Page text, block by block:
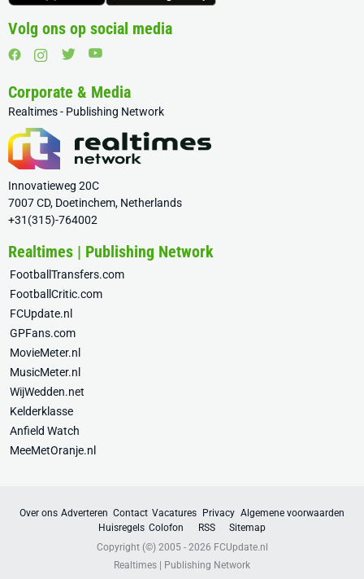
Volg ons op social media
Corporate & Media
Realtimes - Publishing Network
Innovatieweg 20C
7007 CD, Doetinchem, Netherlands
+31(315)-764002
Realtimes | Publishing Network
FootballTransfers.com
FootballCritic.com
FCUpdate.nl
GPFans.com
MovieMeter.nl
MusicMeter.nl
WijWedden.net
Kelderklasse
Anfield Watch
MeeMetOranje.nl
Over ons Adverteren Contact Vacatures Privacy Algemene voorwaarden
Huisregels Colofon RSS
Sitemap
Copyright (©) 2005 - 2026 FCUpdate.nl
Realtimes | Publishing Network